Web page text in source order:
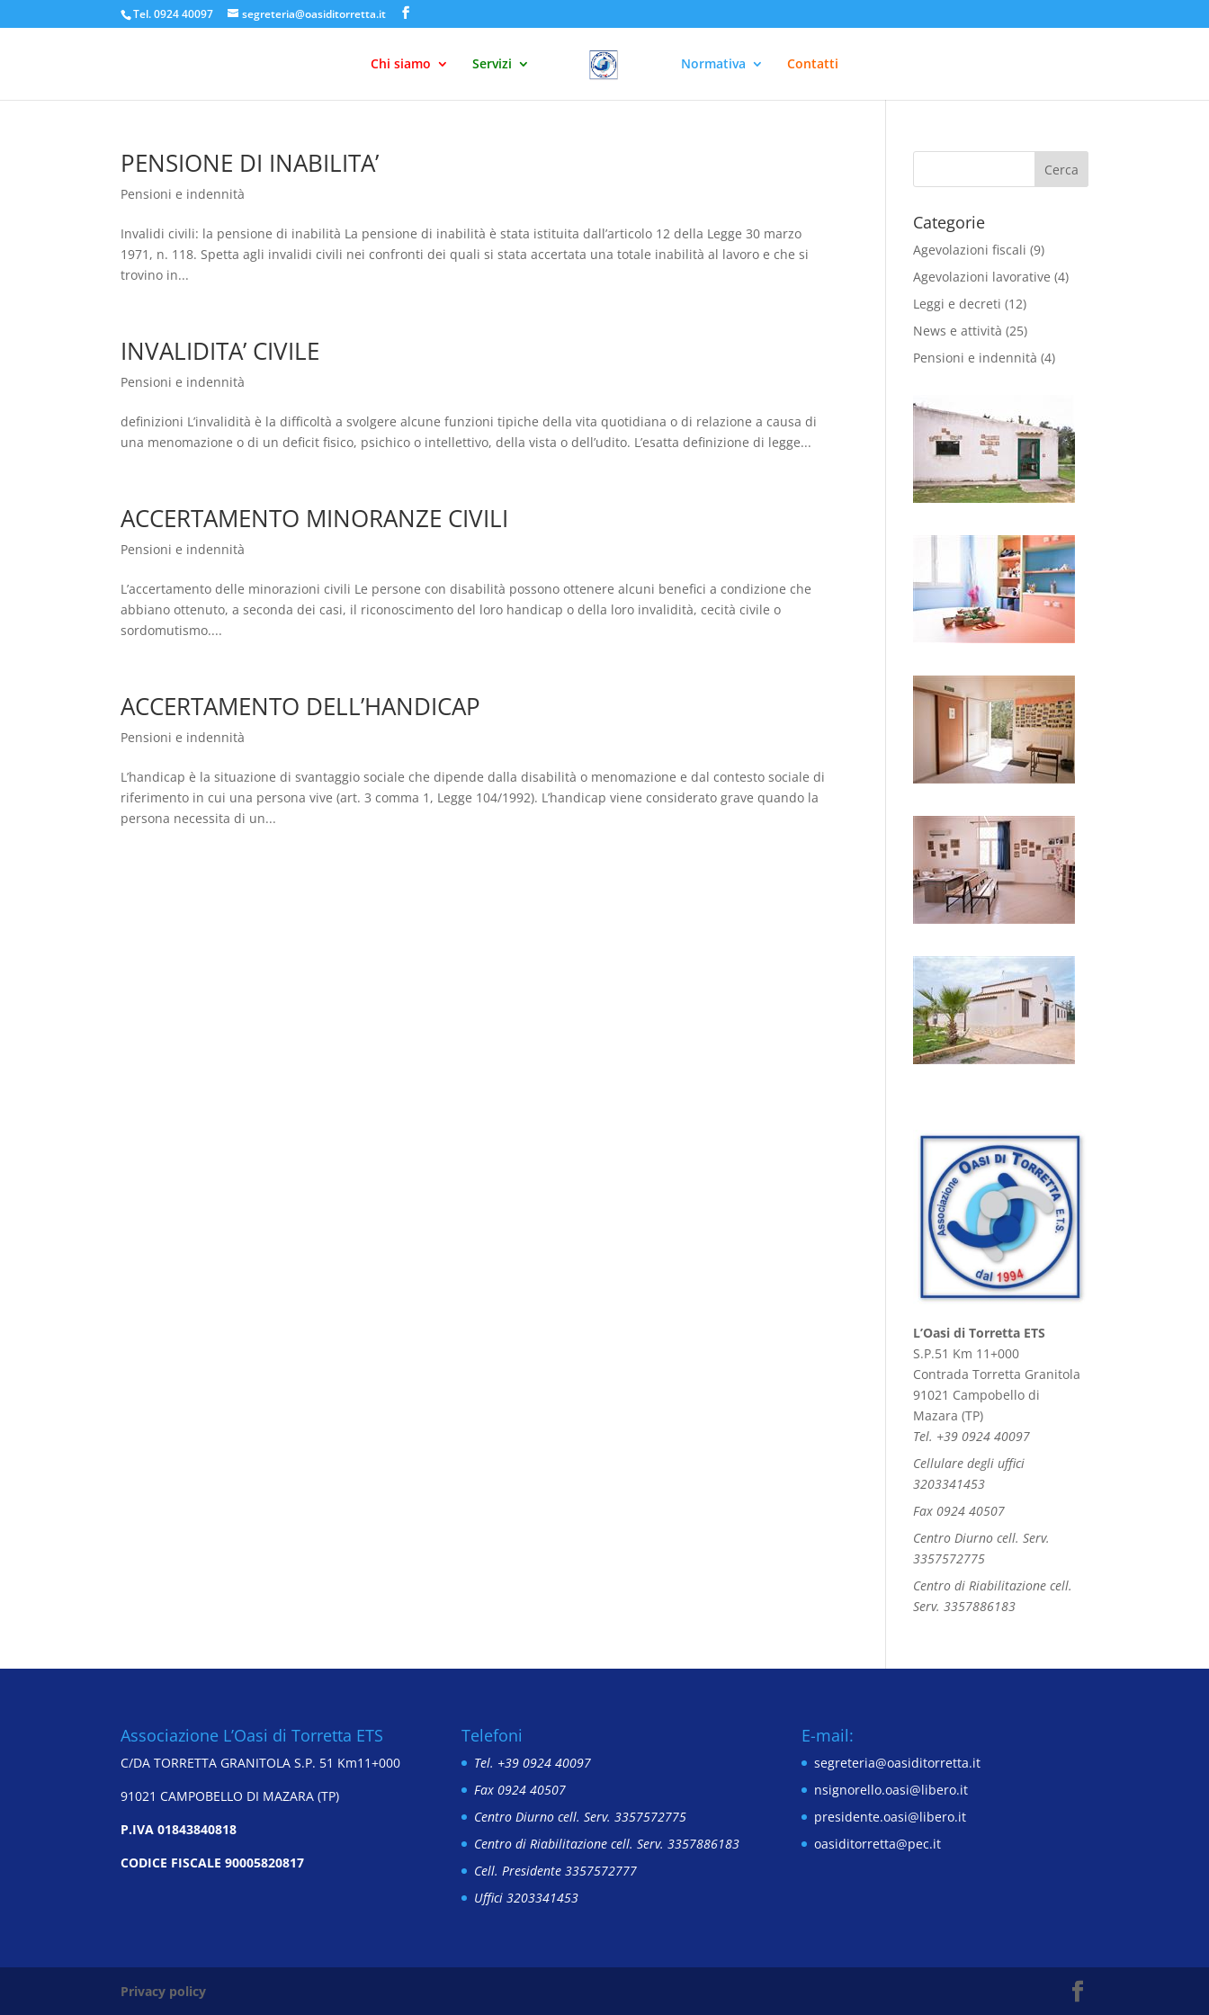
Tel. 0924 40097 segreteria@oasiditorretta.it
Chi siamo Servizi Normativa Contatti
PENSIONE DI INABILITA’
Pensioni e indennità
Invalidi civili: la pensione di inabilità La pensione di inabilità è stata istituita dall’articolo 12 della Legge 30 marzo
1971, n. 118. Spetta agli invalidi civili nei confronti dei quali si stata accertata una totale inabilità al lavoro e che si
trovino in...
INVALIDITA’ CIVILE
Pensioni e indennità
definizioni L’invalidità è la difficoltà a svolgere alcune funzioni tipiche della vita quotidiana o di relazione a causa di
una menomazione o di un deficit fisico, psichico o intellettivo, della vista o dell’udito. L’esatta definizione di legge...
ACCERTAMENTO MINORANZE CIVILI
Pensioni e indennità
L’accertamento delle minorazioni civili Le persone con disabilità possono ottenere alcuni benefici a condizione che
abbiano ottenuto, a seconda dei casi, il riconoscimento del loro handicap o della loro invalidità, cecità civile o
sordomutismo....
ACCERTAMENTO DELL’HANDICAP
Pensioni e indennità
L’handicap è la situazione di svantaggio sociale che dipende dalla disabilità o menomazione e dal contesto sociale di
riferimento in cui una persona vive (art. 3 comma 1, Legge 104/1992). L’handicap viene considerato grave quando la
persona necessita di un...
Categorie
Agevolazioni fiscali (9)
Agevolazioni lavorative (4)
Leggi e decreti (12)
News e attività (25)
Pensioni e indennità (4)
L’Oasi di Torretta ETS
S.P.51 Km 11+000
Contrada Torretta Granitola
91021 Campobello di
Mazara (TP)
Tel. +39 0924 40097
Cellulare degli uffici
3203341453
Fax 0924 40507
Centro Diurno cell. Serv.
3357572775
Centro di Riabilitazione cell.
Serv. 3357886183
Associazione L’Oasi di Torretta ETS
C/DA TORRETTA GRANITOLA S.P. 51 Km11+000
91021 CAMPOBELLO DI MAZARA (TP)
P.IVA 01843840818
CODICE FISCALE 90005820817
Telefoni
Tel. +39 0924 40097
Fax 0924 40507
Centro Diurno cell. Serv. 3357572775
Centro di Riabilitazione cell. Serv. 3357886183
Cell. Presidente 3357572777
Uffici 3203341453
E-mail:
segreteria@oasiditorretta.it
nsignorello.oasi@libero.it
presidente.oasi@libero.it
oasiditorretta@pec.it
Privacy policy